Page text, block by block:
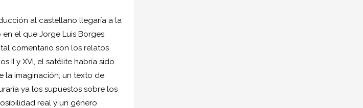
al castellano llegaría a la
el que Jorge Luis Borges
comentario son los relatos
II y XVI, el satélite habría sido
la imaginación; un texto de
ya los supuestos sobre los
real y un género